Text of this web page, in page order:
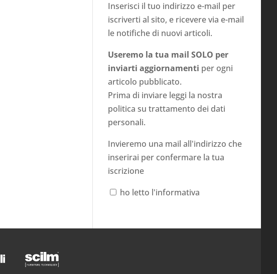
Inserisci il tuo indirizzo e-mail per
iscriverti al sito, e ricevere via e-mail
le notifiche di nuovi articoli.
Useremo la tua mail SOLO per
inviarti aggiornamenti per ogni
articolo pubblicato.
Prima di inviare leggi la nostra
politica su trattamento dei dati
personali.
Invieremo una mail all'indirizzo che
inserirai per confermare la tua
iscrizione
ho letto l'informativa